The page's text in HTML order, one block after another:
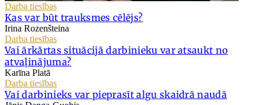
Darba tiesības
Kas var būt trauksmes cēlējs?
Irina Rozenšteina
Darba tiesības
Vai ārkārtas situācijā darbinieku var atsaukt no
atvaļinājuma?
Karīna Platā
Darba tiesības
Vai darbinieks var pieprasīt algu skaidrā naudā